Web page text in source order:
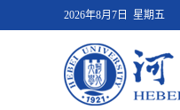
2026年8月7日 星期五